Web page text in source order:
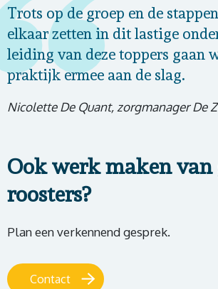
Trots op de groep en de
elkaar zetten in dit lastige
leiding van deze toppers gaan
praktijk ermee aan de slag.
Nicolette De Quant, zorgmanager De
Ook werk maken van
roosters?
Plan een verkennend gesprek.
Contact